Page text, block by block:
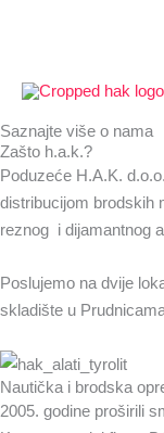
Saznajte više o nama
Zašto h.a.k.?
Poduzeće H.A.K.
distribucijom brodskih
reznog i dijamantnog
Poslujemo na dvije
skladište u
Nautička i brodska
2005. godine proširili